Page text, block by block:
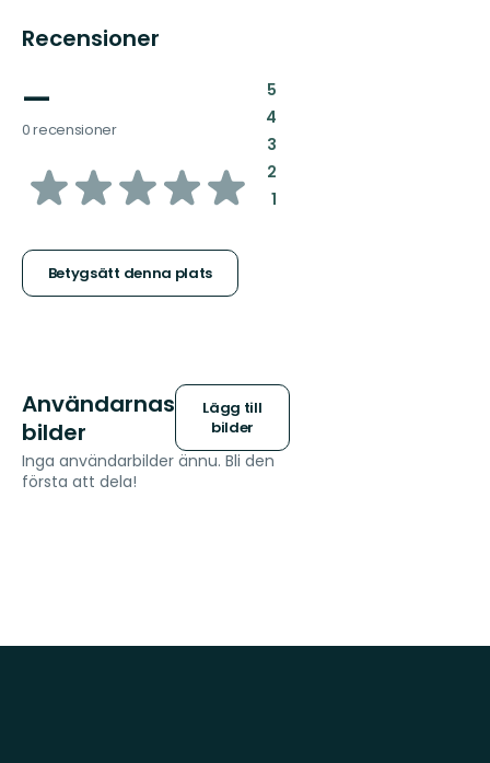
Recensioner
—
0 recensioner
av
stjärnor
Betygsätt denna plats
5:
4:
3:
2:
1:
Användarnas
bilder
Lägg till
bilder
Inga användarbilder ännu. Bli den
första att dela!